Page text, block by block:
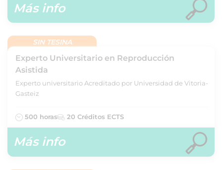
Más info
SIN TESINA
Experto Universitario en Reproducción
Asistida
Experto universitario Acreditado por Universidad de Vitoria-
Gasteiz
500 horas 20 Créditos ECTS
Más info